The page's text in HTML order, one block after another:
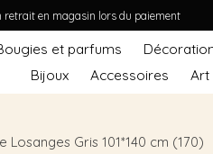
retrait en magasin lors du paiement
et parfums
Bijoux
Accessoires Art
Losanges Gris 101*140 cm (170)